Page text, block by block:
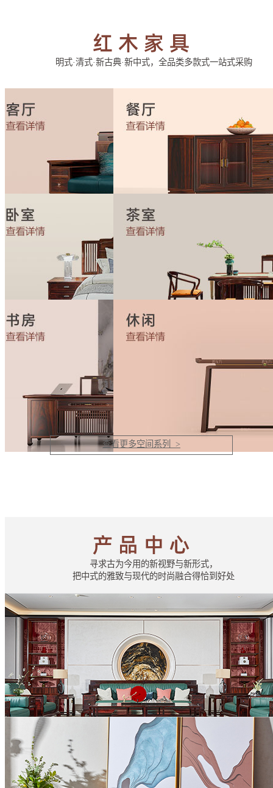
明式·清式·新古典·新中式，全品类多款式一站式采购
查看更多空间系列 >
寻求古为今用的新视野与新形式，
把中式的雅致与现代的时尚融合得恰到好处